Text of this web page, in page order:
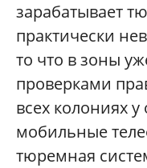
зарабатывает
практически
то что в зоны
проверками
всех колониях
мобильные
тюремная